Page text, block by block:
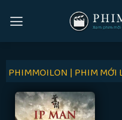
PHIMMOILON | PHIM MỚI